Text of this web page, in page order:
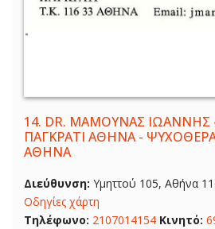
14. DR. ΜΑΜΟΥΝΑΣ ΙΩΑΝΝΗΣ
ΠΑΓΚΡΑΤΙ ΑΘΗΝΑ -
ΑΘΗΝΑ
Διεύθυνση: Υμηττού 105, Αθήνα
Οδηγίες χάρτη
Τηλέφωνο: 2107014154 Κινητό: